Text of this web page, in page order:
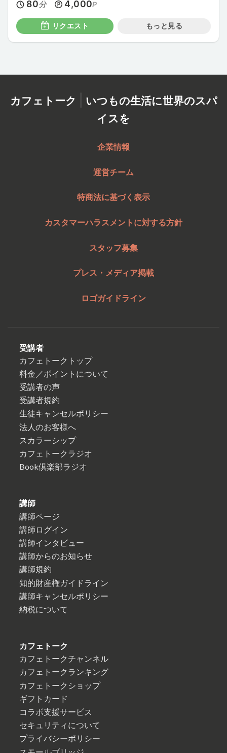
80分 4,000P
リクエスト もっと見る
カフェトーク | いつもの生活に世界のスパ
イスを
企業情報
運営チーム
特商法に基づく表示
カスタマーハラスメントに対する方針
スタッフ募集
プレス・メディア掲載
ロゴガイドライン
受講者
カフェトークトップ
料金／ポイントについて
受講者の声
受講者規約
生徒キャンセルポリシー
法人のお客様へ
スカラーシップ
カフェトークラジオ
Book倶楽部ラジオ
講師
講師ページ
講師ログイン
講師インタビュー
講師からのお知らせ
講師規約
知的財産権ガイドライン
講師キャンセルポリシー
納税について
カフェトーク
カフェトークチャンネル
カフェトークランキング
カフェトークショップ
ギフトカード
コラボ支援サービス
セキュリティについて
プライバシーポリシー